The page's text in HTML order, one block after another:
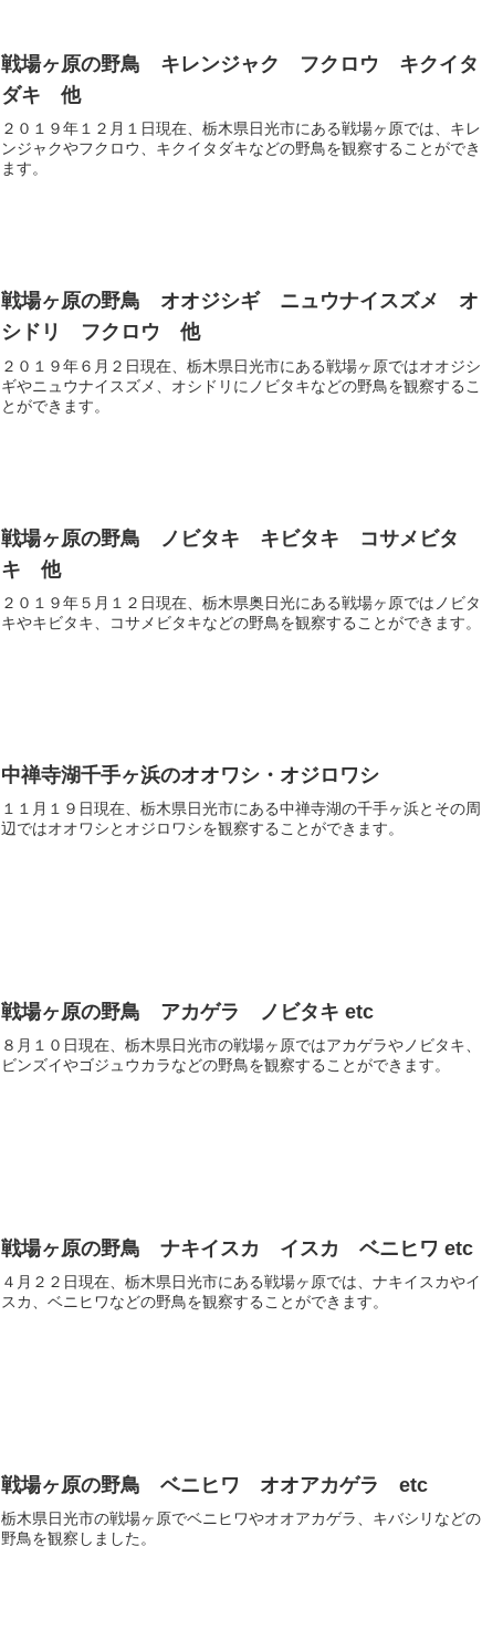
戦場ヶ原の野鳥 キレンジャク フクロウ キクイタ
ダキ 他
２０１９年１２月１日現在、栃木県日光市にある戦場ヶ原では、キレ
ンジャクやフクロウ、キクイタダキなどの野鳥を観察することができ
ます。
戦場ヶ原の野鳥 オオジシギ ニュウナイスズメ オ
シドリ フクロウ 他
２０１９年６月２日現在、栃木県日光市にある戦場ヶ原ではオオジシ
ギやニュウナイスズメ、オシドリにノビタキなどの野鳥を観察するこ
とができます。
戦場ヶ原の野鳥 ノビタキ キビタキ コサメビタ
キ 他
２０１９年５月１２日現在、栃木県奥日光にある戦場ヶ原ではノビタ
キやキビタキ、コサメビタキなどの野鳥を観察することができます。
中禅寺湖千手ヶ浜のオオワシ・オジロワシ
１１月１９日現在、栃木県日光市にある中禅寺湖の千手ヶ浜とその周
辺ではオオワシとオジロワシを観察することができます。
戦場ヶ原の野鳥 アカゲラ ノビタキ etc
８月１０日現在、栃木県日光市の戦場ヶ原ではアカゲラやノビタキ、
ビンズイやゴジュウカラなどの野鳥を観察することができます。
戦場ヶ原の野鳥 ナキイスカ イスカ ベニヒワ etc
４月２２日現在、栃木県日光市にある戦場ヶ原では、ナキイスカやイ
スカ、ベニヒワなどの野鳥を観察することができます。
戦場ヶ原の野鳥 ベニヒワ オオアカゲラ etc
栃木県日光市の戦場ヶ原でベニヒワやオオアカゲラ、キバシリなどの
野鳥を観察しました。